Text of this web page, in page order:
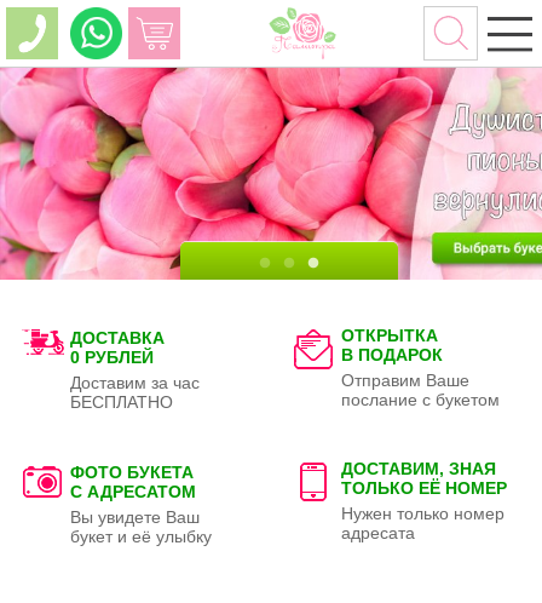
ДОСТАВКА
0 РУБЛЕЙ
Доставим за час
БЕСПЛАТНО
ОТКРЫТКА
В ПОДАРОК
Отправим Ваше
послание с букетом
ФОТО БУКЕТА
С АДРЕСАТОМ
Вы увидете Ваш
букет и её улыбку
ДОСТАВИМ, ЗНАЯ
ТОЛЬКО ЕЁ НОМЕР
Нужен только номер
адресата